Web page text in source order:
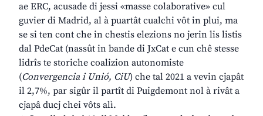
ae ERC, acusade di jessi «masse colaborative» cul
guvier di Madrid, al à puartât cualchi vôt in plui, ma
se si ten cont che in chestis elezions no jerin lis listis
dal PdeCat (nassût in bande di JxCat e cun chê stesse
lidrîs te storiche coalizion autonomiste
(Convergencia i Unió, CiU) che tal 2021 a vevin cjapât
il 2,7%, par sigûr il partît di Puigdemont nol à rivât a
cjapâ ducj chei vôts alì.